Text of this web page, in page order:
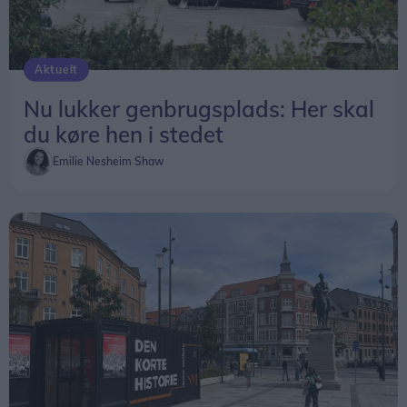
Aktuelt
Nu lukker genbrugsplads: Her skal
du køre hen i stedet
Emilie Nesheim Shaw